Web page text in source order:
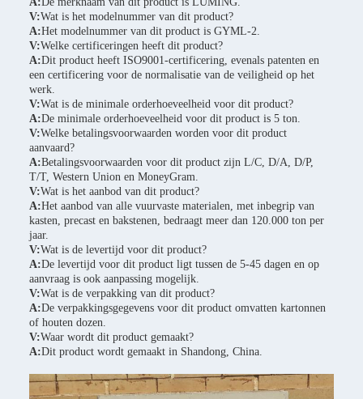
V:Wat is het modelnummer van dit product?
A:Het modelnummer van dit product is GYML-2.
V:Welke certificeringen heeft dit product?
A:Dit product heeft ISO9001-certificering, evenals patenten en
een certificering voor de normalisatie van de veiligheid op het
werk.
V:Wat is de minimale orderhoeveelheid voor dit product?
A:De minimale orderhoeveelheid voor dit product is 5 ton.
V:Welke betalingsvoorwaarden worden voor dit product
aanvaard?
A:Betalingsvoorwaarden voor dit product zijn L/C, D/A, D/P,
T/T, Western Union en MoneyGram.
V:Wat is het aanbod van dit product?
A:Het aanbod van alle vuurvaste materialen, met inbegrip van
kasten, precast en bakstenen, bedraagt meer dan 120.000 ton per
jaar.
V:Wat is de levertijd voor dit product?
A:De levertijd voor dit product ligt tussen de 5-45 dagen en op
aanvraag is ook aanpassing mogelijk.
V:Wat is de verpakking van dit product?
A:De verpakkingsgegevens voor dit product omvatten kartonnen
of houten dozen.
V:Waar wordt dit product gemaakt?
A:Dit product wordt gemaakt in Shandong, China.